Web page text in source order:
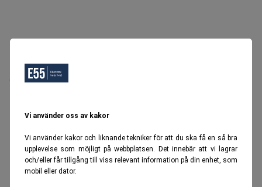
Vi använder oss av kakor
Vi använder kakor och liknande tekniker för att du ska få en så bra
upplevelse som möjligt på webbplatsen. Det innebär att vi lagrar
och/eller får tillgång till viss relevant information på din enhet, som
mobil eller dator.
Oops, Ett fel inträffade.